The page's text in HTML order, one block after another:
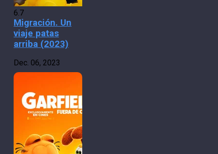
6.7
Migración. Un
viaje patas
arriba (2023)
Dec. 06, 2023